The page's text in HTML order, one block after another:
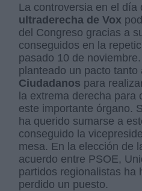
La controversia en el día
ultraderecha de Vox
del Congreso gracias a
conseguidos en la
pasado 10 de
planteado un pacto tanto
Ciudadanos para
la extrema derecha para
este importante órgano.
ha querido sumarse a
conseguido la
mesa. En la elección de
acuerdo entre PSOE,
partidos regionalistas ha
perdido un puesto.